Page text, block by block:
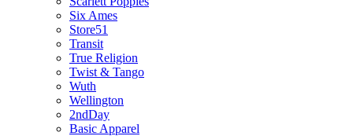
Six Ames
Store51
Transit
True Religion
Twist & Tango
Wuth
Wellington
2ndDay
Basic Apparel